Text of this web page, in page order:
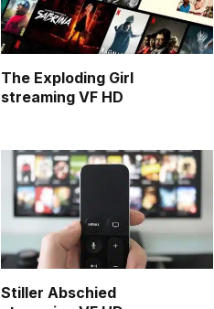
The Exploding Girl
streaming VF HD
Stiller Abschied